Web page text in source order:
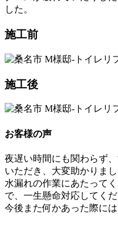
した。
施工前
施工後
お客様の声
夜遅い時間にも関わらず
いただき、大変助かりまし
水漏れの作業にあたって
で、一生懸命対応してく
今後また何かあった際に